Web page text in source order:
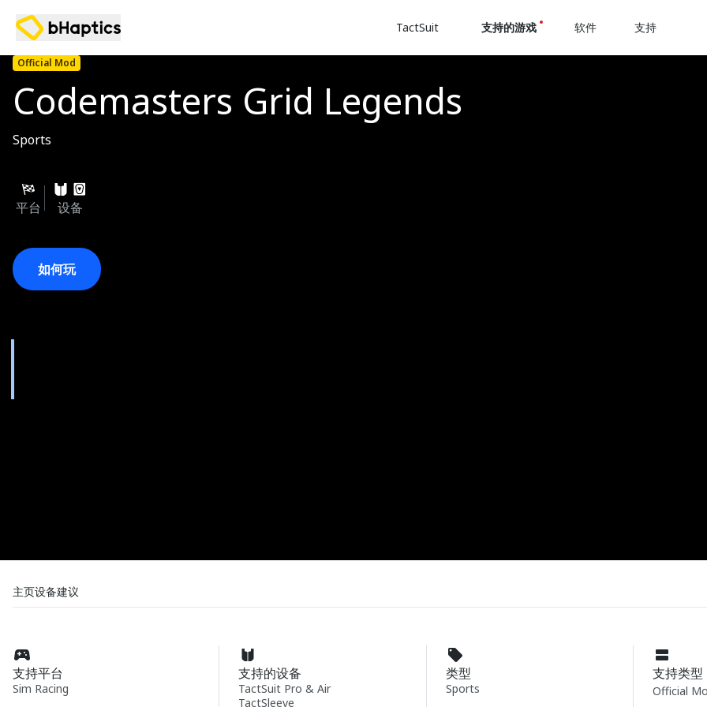
TactSuit 支持的游戏 软件 支持
Official Mod
Codemasters Grid Legends
Sports
平台 设备
如何玩
主页设备建议
支持平台
Sim Racing
支持的设备
TactSuit Pro & Air
TactSleeve
类型
Sports
支持类型
Official